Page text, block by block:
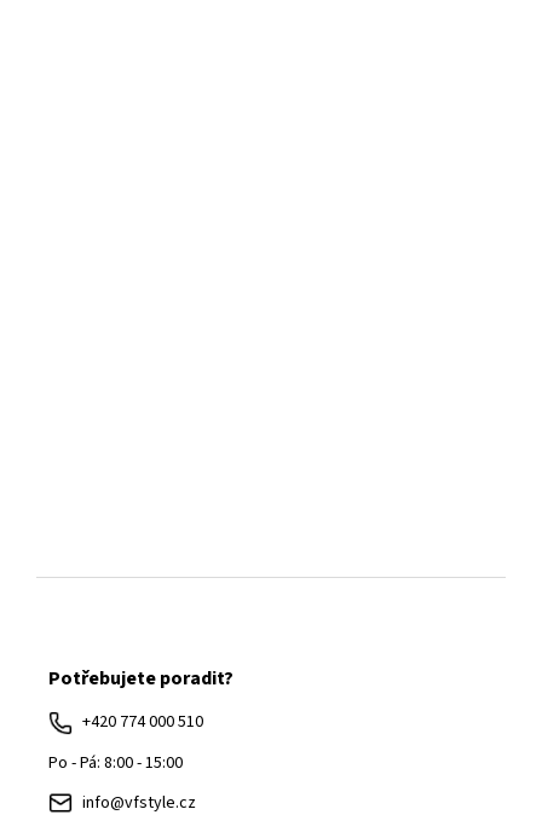
Potřebujete poradit?
+420 774 000 510
Po - Pá: 8:00 - 15:00
info@vfstyle.cz